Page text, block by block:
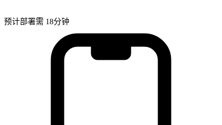
预计部署需 18分钟